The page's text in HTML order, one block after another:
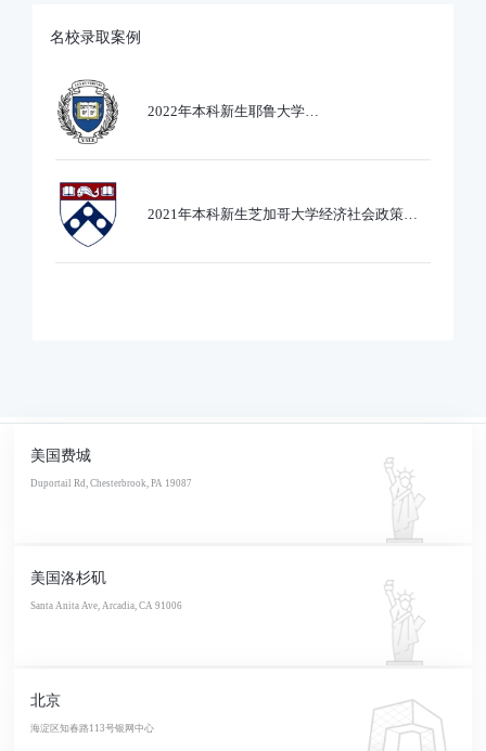
名校录取案例
2022年本科新生耶鲁大学
2021年本科新生芝加哥大学经济社会政策专
美国费城
Duportail Rd, Chesterbrook, PA 19087
美国洛杉矶
Santa Anita Ave, Arcadia, CA 91006
北京
海淀区知春路113号银网中心